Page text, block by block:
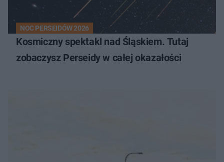
NOC PERSEIDÓW 2026
Kosmiczny spektakl nad Śląskiem. Tutaj
zobaczysz Perseidy w całej okazałości